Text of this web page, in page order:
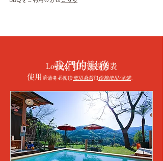
我們的服務
Loview 可用课程列表
使用 前请务必阅读使用条款和 设施使用/承诺。